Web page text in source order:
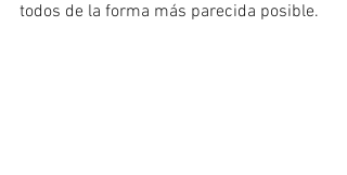
todos de la forma más parecida posible.